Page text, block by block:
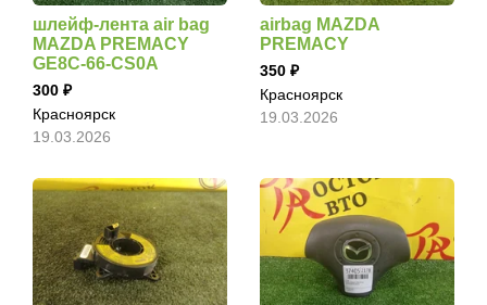
шлейф-лента air bag
MAZDA PREMACY
GE8C-66-CS0A
300
Красноярск
19.03.2026
airbag MAZDA
PREMACY
350
Красноярск
19.03.2026